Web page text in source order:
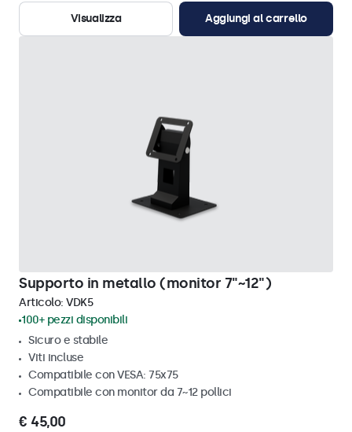
Visualizza
Aggiungi al carrello
Supporto in metallo (monitor 7"~12")
Articolo: VDK5
100+ pezzi disponibili
Sicuro e stabile
Viti incluse
Compatibile con VESA: 75x75
Compatibile con monitor da 7~12 pollici
€ 45,00